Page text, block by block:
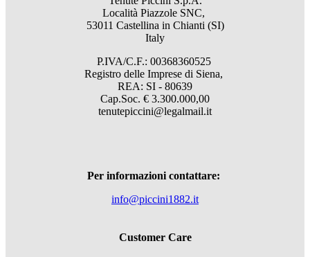
Località Piazzole SNC,
53011 Castellina in Chianti (SI)
Italy
P.IVA/C.F.: 00368360525
Registro delle Imprese di Siena,
REA: SI - 80639
Cap.Soc. € 3.300.000,00
tenutepiccini@legalmail.it
Per informazioni contattare:
info@piccini1882.it
Customer Care